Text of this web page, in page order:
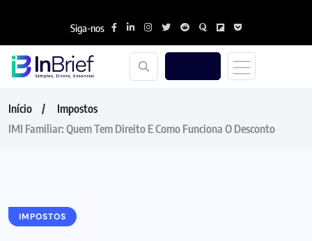
Siga-nos
Início
Impostos
IMI Familiar: Quem Tem Direito E Como Funciona O Desconto
IMPOSTOS